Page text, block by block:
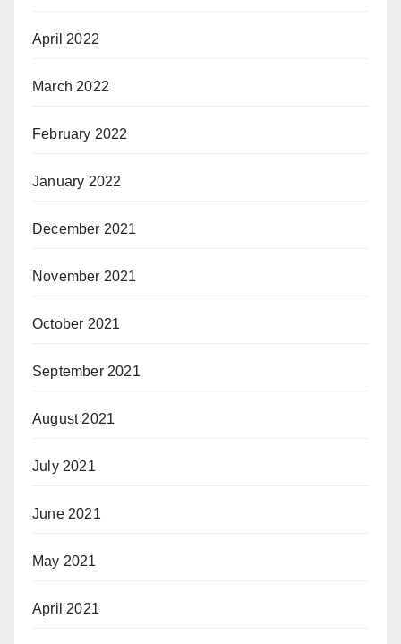
April 2022
March 2022
February 2022
January 2022
December 2021
November 2021
October 2021
September 2021
August 2021
July 2021
June 2021
May 2021
April 2021